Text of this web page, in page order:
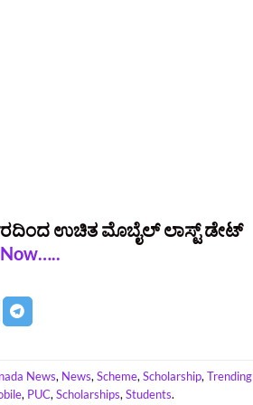
ಉಚಿತ ಮೊಬೈಲ್ ಲಾಸ್ಟ್‌ ಡೇಟ್‌
News, News, Scheme, Scholarship, Trending
, PUC,Scholarships,Students.